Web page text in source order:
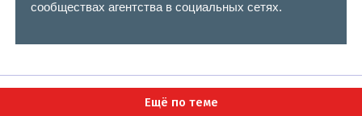
сообществах агентства в социальных сетях.
Ещё по теме